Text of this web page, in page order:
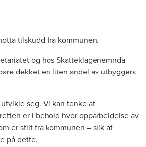
tilskudd fra kommunen.
og hos Skatteklagenemnda
dekket en liten andel av utbyggers
seg. Vi kan tenke at
er i behold hvor opparbeidelse av
er stilt fra kommunen – slik at
på dette.